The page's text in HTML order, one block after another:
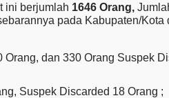
ini berjumlah 1646 Orang,
pada Kabupaten/
Orang, dan 330 Orang Suspek
Suspek Discarded 18 Orang ;